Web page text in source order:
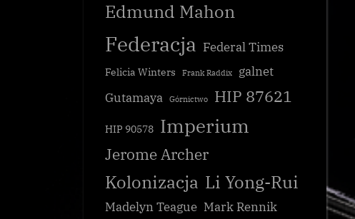
Edmund Mahon
Federacja Federal Times
Felicia Winters Frank Raddix
galnet
Gutamaya
Górnictwo HIP 87621
HIP 90578 Imperium
Jerome Archer
Kolonizacja Li Yong-Rui
Madelyn Teague Mark Rennik